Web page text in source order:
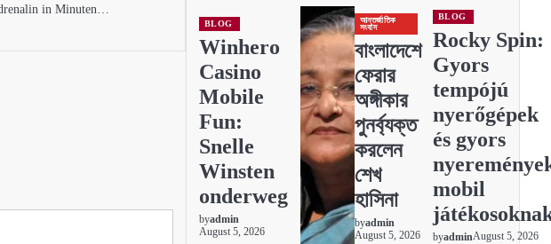
in Minuten…
BLOG
Winhero
Casino
Mobile
Fun:
Snelle
Winsten
onderweg
byadmin
August 5, 2026
আন্তর্জাতিক
সংবাদ
বাংলাদেশে
ফেরার
অঙ্গীকার
পুনর্ব্যক্ত
করলেন
শেখ
হাসিনা
byadmin
August 5, 2026
BLOG
Rocky Spin:
Gyors
tempójú
nyerőgépek
és gyors
mobil
byadminAugust 5, 2026